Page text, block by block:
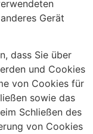
Gerät
dass Sie über
und Cookies
von Cookies für
sowie das
Schließen des
von Cookies